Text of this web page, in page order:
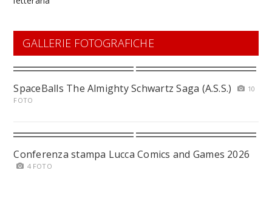
GALLERIE FOTOGRAFICHE
SpaceBalls The Almighty Schwartz Saga (A.S.S.)
10
FOTO
Conferenza stampa Lucca Comics and Games 2026
4 FOTO